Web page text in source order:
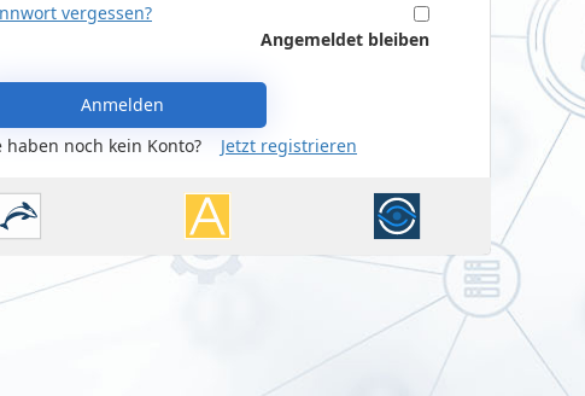
vergessen?
Angemeldet bleiben
Anmelden
haben noch kein Konto?
Jetzt registrieren